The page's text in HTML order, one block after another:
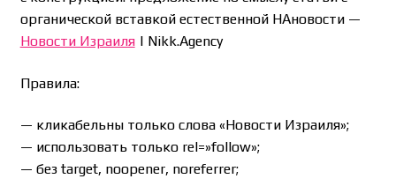
органической вставкой естественной НАновости —
Новости Израиля| Nikk.Agency
Правила:
— кликабельны только слова «Новости Израиля»;
— использовать только rel=»follow»;
— без target, noopener, noreferrer;